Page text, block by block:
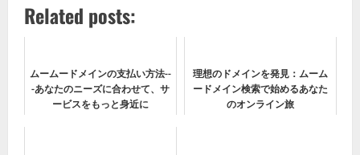
Related posts:
ムームードメインの支払い方法--
-あなたのニーズに合わせて、サ
ービスをもっと身近に
理想のドメインを発見：ムーム
ードメイン検索で始めるあなた
のオンライン旅